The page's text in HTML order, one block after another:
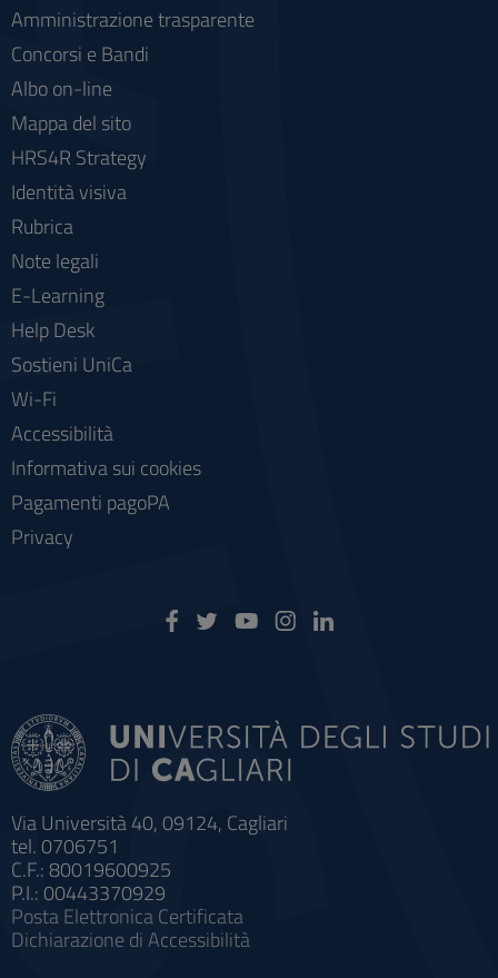
Via Università 40, 09124, Cagliari
tel. 0706751
C.F.: 80019600925
P.I.: 00443370929
Posta Elettronica Certificata
Dichiarazione di Accessibilità
Amministrazione trasparente
Concorsi e Bandi
Albo on-line
Mappa del sito
HRS4R Strategy
Identità visiva
Rubrica
Note legali
E-Learning
Help Desk
Sostieni UniCa
Wi-Fi
Accessibilità
Informativa sui cookies
Pagamenti pagoPA
Privacy